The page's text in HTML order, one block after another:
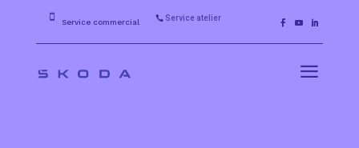

Service commercial  Service atelier
a